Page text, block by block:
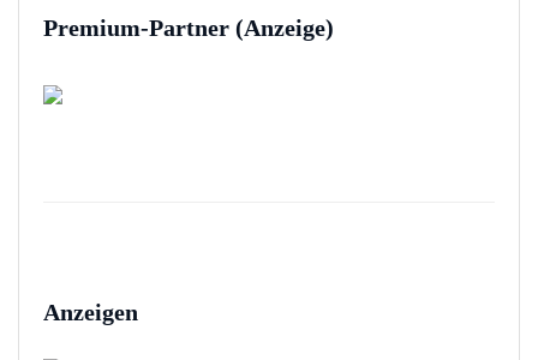
Premium-Partner (Anzeige)
Anzeigen